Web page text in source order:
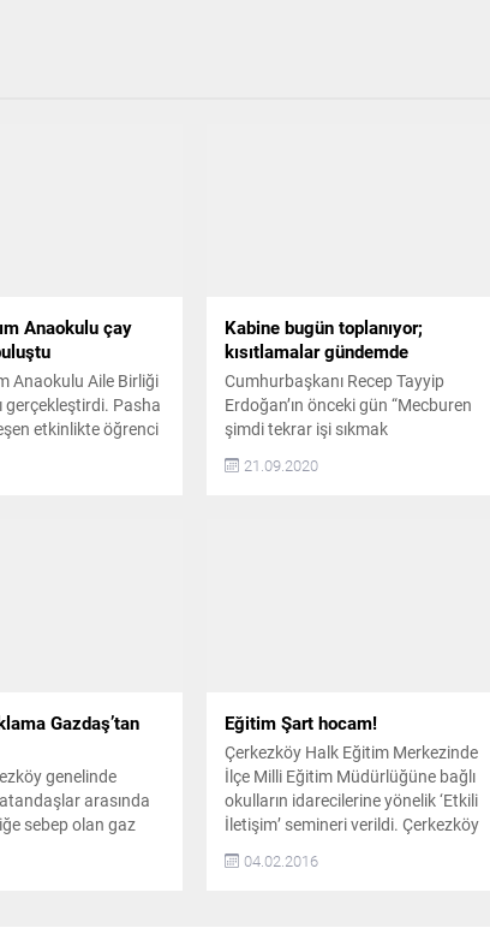
Anaokulu çay
Anaokulu Aile Birliği
gerçekleştirdi. Pasha
etkinlikte öğrenci
doyasıya
fiziki şartlarını,
Kabine bugün toplanıyor;
kısıtlamalar gündemde
Cumhurbaşkanı Recep Tayyip
Erdoğan’ın önceki gün “Mecburen
şimdi tekrar işi sıkmak
durumundayız” diyerek sinyalini
verdiği kısıtlamalar bu akşam üstü
21.09.2020
Gazdaş’tan
genelinde
arasında
sebep olan gaz
beklenen
Trakya Bölge
Eğitim Şart hocam!
Çerkezköy Halk Eğitim Merkezinde
İlçe Milli Eğitim Müdürlüğüne bağlı
okulların idarecilerine yönelik ‘Etkili
İletişim’ semineri verildi. Çerkezköy
Halk Eğitim Merkezine özel araçları
ile gelen okul idarecilerinin yaya
04.02.2016